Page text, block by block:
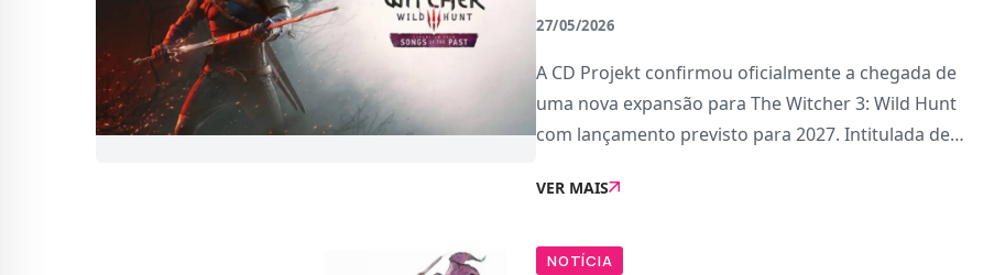
27/05/2026
A CD Projekt confirmou oficialmente a chegada de
uma nova expansão para The Witcher 3: Wild Hunt
com lançamento previsto para 2027. Intitulada de
regresso de Geralt de Rivia numa nova aventura e
VER MAIS
NOTÍCIA